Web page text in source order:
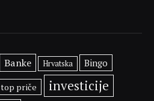
Banke Hrvatska Bingo
top priče investicije